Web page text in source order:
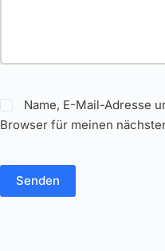
Name, E-Mail-Adresse
Browser für meinen
Senden